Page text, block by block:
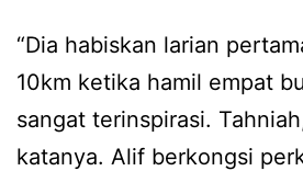
“Dia habiskan larian
10km ketika hamil empat
sangat terinspirasi.
katanya. Alif berkongsi